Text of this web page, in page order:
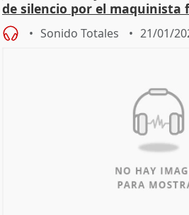
de silencio por el maquinista
Sonido Totales 21/01/